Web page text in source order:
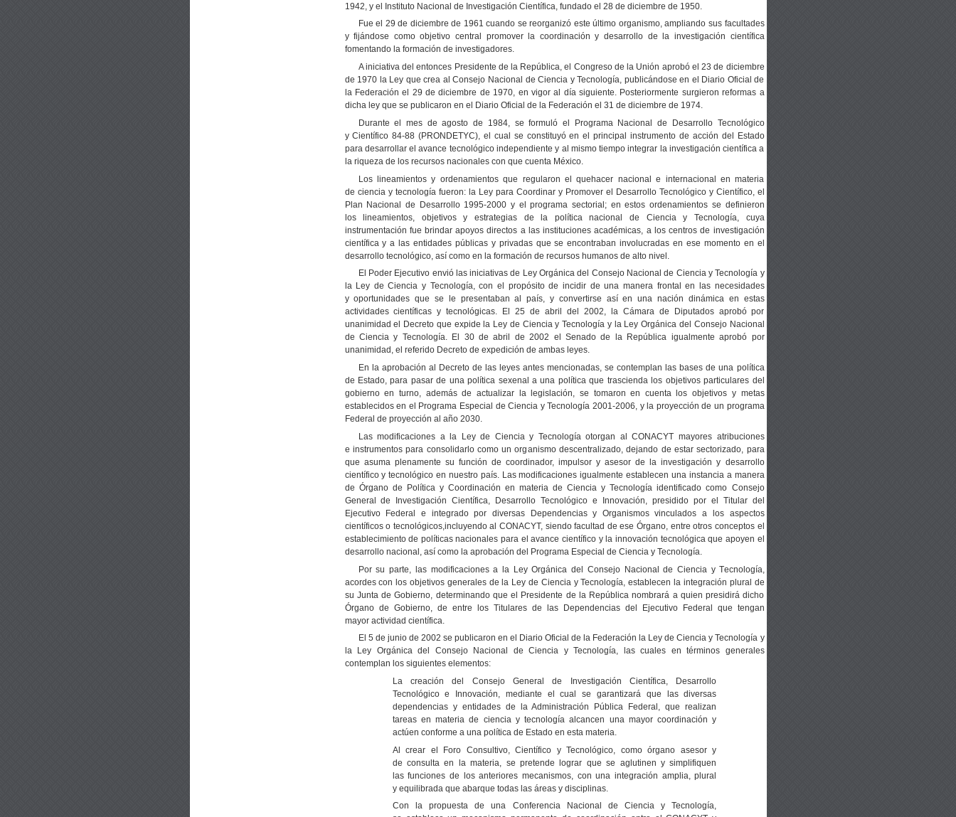
1942, y el Instituto Nacional de Investigación Científica, fundado el 28 de diciembre de 1950.
Fue el 29 de diciembre de 1961 cuando se reorganizó este último organismo, ampliando sus facultades
y fijándose como objetivo central promover la coordinación y desarrollo de la investigación científica
fomentando la formación de investigadores.
A iniciativa del entonces Presidente de la República, el Congreso de la Unión aprobó el 23 de diciembre
de 1970 la Ley que crea al Consejo Nacional de Ciencia y Tecnología, publicándose en el Diario Oficial de
la Federación el 29 de diciembre de 1970, en vigor al día siguiente. Posteriormente surgieron reformas a
dicha ley que se publicaron en el Diario Oficial de la Federación el 31 de diciembre de 1974.
Durante el mes de agosto de 1984, se formuló el Programa Nacional de Desarrollo Tecnológico
y Científico 84-88 (PRONDETYC), el cual se constituyó en el principal instrumento de acción del Estado
para desarrollar el avance tecnológico independiente y al mismo tiempo integrar la investigación científica a
la riqueza de los recursos nacionales con que cuenta México.
Los lineamientos y ordenamientos que regularon el quehacer nacional e internacional en materia
de ciencia y tecnología fueron: la Ley para Coordinar y Promover el Desarrollo Tecnológico y Científico, el
Plan Nacional de Desarrollo 1995-2000 y el programa sectorial; en estos ordenamientos se definieron
los lineamientos, objetivos y estrategias de la política nacional de Ciencia y Tecnología, cuya
instrumentación fue brindar apoyos directos a las instituciones académicas, a los centros de investigación
científica y a las entidades públicas y privadas que se encontraban involucradas en ese momento en el
desarrollo tecnológico, así como en la formación de recursos humanos de alto nivel.
El Poder Ejecutivo envió las iniciativas de Ley Orgánica del Consejo Nacional de Ciencia y Tecnología y
la Ley de Ciencia y Tecnología, con el propósito de incidir de una manera frontal en las necesidades
y oportunidades que se le presentaban al país, y convertirse así en una nación dinámica en estas
actividades científicas y tecnológicas. El 25 de abril del 2002, la Cámara de Diputados aprobó por
unanimidad el Decreto que expide la Ley de Ciencia y Tecnología y la Ley Orgánica del Consejo Nacional
de Ciencia y Tecnología. El 30 de abril de 2002 el Senado de la República igualmente aprobó por
unanimidad, el referido Decreto de expedición de ambas leyes.
En la aprobación al Decreto de las leyes antes mencionadas, se contemplan las bases de una política
de Estado, para pasar de una política sexenal a una política que trascienda los objetivos particulares del
gobierno en turno, además de actualizar la legislación, se tomaron en cuenta los objetivos y metas
establecidos en el Programa Especial de Ciencia y Tecnología 2001-2006, y la proyección de un programa
Federal de proyección al año 2030.
Las modificaciones a la Ley de Ciencia y Tecnología otorgan al CONACYT mayores atribuciones
e instrumentos para consolidarlo como un organismo descentralizado, dejando de estar sectorizado, para
que asuma plenamente su función de coordinador, impulsor y asesor de la investigación y desarrollo
científico y tecnológico en nuestro país. Las modificaciones igualmente establecen una instancia a manera
de Órgano de Política y Coordinación en materia de Ciencia y Tecnología identificado como Consejo
General de Investigación Científica, Desarrollo Tecnológico e Innovación, presidido por el Titular del
Ejecutivo Federal e integrado por diversas Dependencias y Organismos vinculados a los aspectos
científicos o tecnológicos,incluyendo al CONACYT, siendo facultad de ese Órgano, entre otros conceptos el
establecimiento de políticas nacionales para el avance científico y la innovación tecnológica que apoyen el
desarrollo nacional, así como la aprobación del Programa Especial de Ciencia y Tecnología.
Por su parte, las modificaciones a la Ley Orgánica del Consejo Nacional de Ciencia y Tecnología,
acordes con los objetivos generales de la Ley de Ciencia y Tecnología, establecen la integración plural de
su Junta de Gobierno, determinando que el Presidente de la República nombrará a quien presidirá dicho
Órgano de Gobierno, de entre los Titulares de las Dependencias del Ejecutivo Federal que tengan
mayor actividad científica.
El 5 de junio de 2002 se publicaron en el Diario Oficial de la Federación la Ley de Ciencia y Tecnología y
la Ley Orgánica del Consejo Nacional de Ciencia y Tecnología, las cuales en términos generales
contemplan los siguientes elementos:
La creación del Consejo General de Investigación Científica, Desarrollo
Tecnológico e Innovación, mediante el cual se garantizará que las diversas
dependencias y entidades de la Administración Pública Federal, que realizan
tareas en materia de ciencia y tecnología alcancen una mayor coordinación y
actúen conforme a una política de Estado en esta materia.
Al crear el Foro Consultivo, Científico y Tecnológico, como órgano asesor y
de consulta en la materia, se pretende lograr que se aglutinen y simplifiquen
las funciones de los anteriores mecanismos, con una integración amplia, plural
y equilibrada que abarque todas las áreas y disciplinas.
Con la propuesta de una Conferencia Nacional de Ciencia y Tecnología,